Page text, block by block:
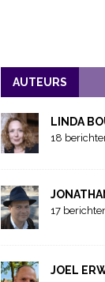
AUTEURS
LINDA
18
17
JOEL